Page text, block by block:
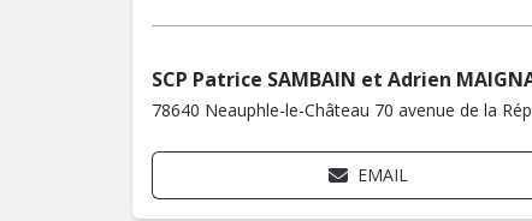
SCP Patrice SAMBAIN et Adrien
78640 Neauphle-le-Château 70 avenue de la
EMAIL